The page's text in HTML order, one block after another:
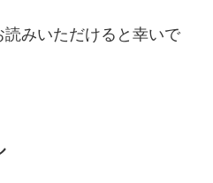
みいただけると幸いで